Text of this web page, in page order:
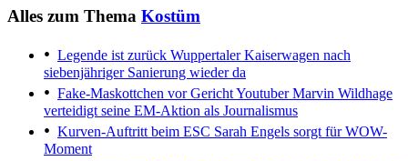
Alles zum Thema Kostüm
Legende ist zurück Wuppertaler Kaiserwagen nach
siebenjähriger Sanierung wieder da
Fake-Maskottchen vor GerichtYoutuber Marvin Wildhage
verteidigt seine EM-Aktion als Journalismus
Kurven-Auftritt beim ESC Sarah Engels sorgt für WOW-
Moment